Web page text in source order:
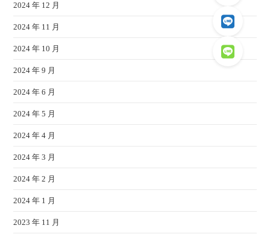
2024 年 12 月
2024 年 11 月
2024 年 10 月
2024 年 9 月
2024 年 6 月
2024 年 5 月
2024 年 4 月
2024 年 3 月
2024 年 2 月
2024 年 1 月
2023 年 11 月